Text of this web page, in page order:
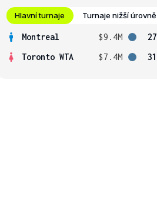
Hlavní turnaje Turnaje nižší úrovně
Montreal $9.4M
27
Toronto WTA
$7.4M 31